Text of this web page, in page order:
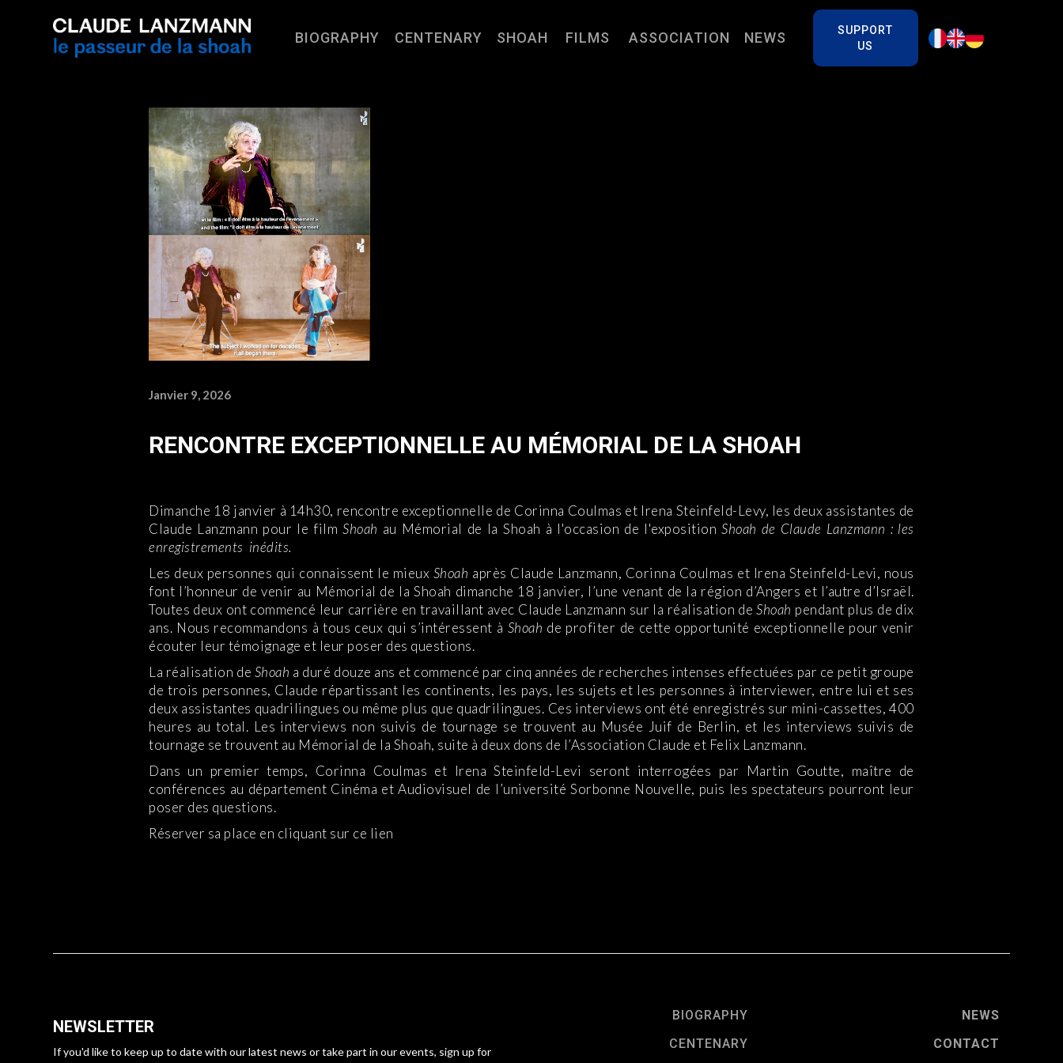
BIOGRAPHY CENTENARY SHOAH FILMS ASSOCIATION NEWS
SUPPORT
US
Janvier 9, 2026
RENCONTRE EXCEPTIONNELLE AU MÉMORIAL DE LA SHOAH
Dimanche 18 janvier à 14h30, rencontre exceptionnelle de Corinna Coulmas et Irena Steinfeld-Levy, les deux assistantes de
Claude Lanzmann pour le filmShoah au Mémorial de la Shoah à l'occasion de l'expositionShoah de Claude Lanzmann : les
enregistrements inédits.
Les deux personnes qui connaissent le mieux Shoah après Claude Lanzmann, Corinna Coulmas et Irena Steinfeld-Levi, nous
font l’honneur de venir au Mémorial de la Shoah dimanche 18 janvier, l’une venant de la région d’Angers et l’autre d’Israël.
Toutes deux ont commencé leur carrière en travaillant avec Claude Lanzmann sur la réalisation deShoah pendant plus de dix
ans. Nous recommandons à tous ceux qui s’intéressent à Shoah de profiter de cette opportunité exceptionnelle pour venir
écouter leur témoignage et leur poser des questions.
La réalisation de Shoah a duré douze ans et commencé par cinq années de recherches intenses effectuées par ce petit groupe
de trois personnes, Claude répartissant les continents, les pays, les sujets et les personnes à interviewer, entre lui et ses
deux assistantes quadrilingues ou même plus que quadrilingues. Ces interviews ont été enregistrés sur mini-cassettes, 400
heures au total. Les interviews non suivis de tournage se trouvent au Musée Juif de Berlin, et les interviews suivis de
tournage se trouvent au Mémorial de la Shoah, suite à deux dons de l’Association Claude et Felix Lanzmann.
Dans un premier temps, Corinna Coulmas et Irena Steinfeld-Levi seront interrogées par Martin Goutte, maître de
conférences au département Cinéma et Audiovisuel de l’université Sorbonne Nouvelle, puis les spectateurs pourront leur
poser des questions.
Réserver sa place en cliquant sur ce lien
NEWSLETTER
If you'd like to keep up to date with our latest news or take part in our events, sign up for
BIOGRAPHY
CENTENARY
NEWS
CONTACT